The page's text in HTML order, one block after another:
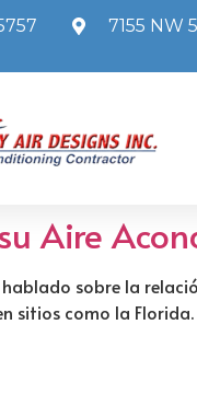
7155 NW
Aire
sobre la
sitios como la